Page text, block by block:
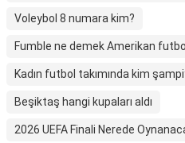
Voleybol 8 numara kim?
Fumble ne demek Amerikan
Kadın futbol takımında kim
Beşiktaş hangi kupaları aldı
2026 UEFA Finali Nerede